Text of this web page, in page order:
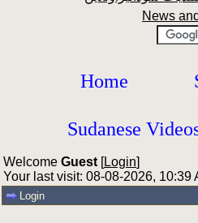
News
Home
Sudanese
Welcome Guest [Login]
Your last visit: 08-08-2026, 10:39
Login